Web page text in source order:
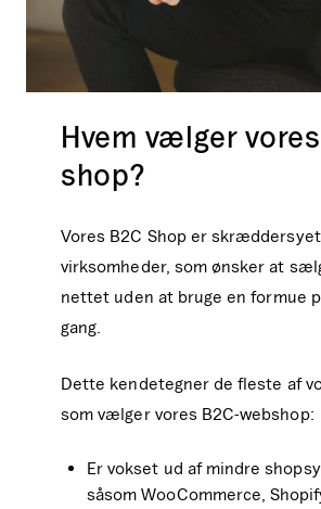
Hvem vælger
shop?
Vores B2C Shop er
virksomheder, som ønsker at
nettet uden at bruge en formue
gang.
Dette kendetegner de fleste af
som vælger vores B2C-webshop:
Er vokset ud af mindre
såsom WooCommerce,